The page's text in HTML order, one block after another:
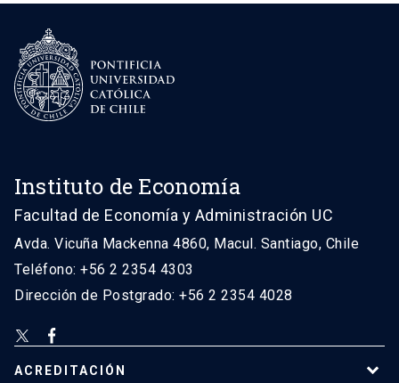
Instituto de Economía
Facultad de Economía y Administración UC
Avda. Vicuña Mackenna 4860, Macul. Santiago, Chile
Teléfono: +56 2 2354 4303
Dirección de Postgrado: +56 2 2354 4028
ACREDITACIÓN